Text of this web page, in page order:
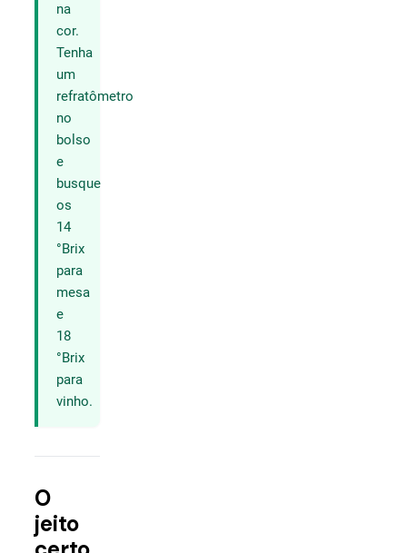
na
cor.
Tenha
um
refratômetro
no
bolso
e
busque
os
14
°Brix
para
mesa
e
18
°Brix
para
vinho.
O
jeito